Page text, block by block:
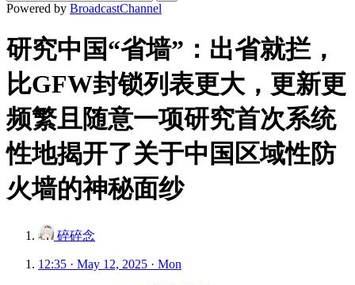
Powered by BroadcastChannel
研究中国“省墙”：出省就拦，
比GFW封锁列表更大，更新更
频繁且随意一项研究首次系统
性地揭开了关于中国区域性防
火墙的神秘面纱
碎碎念
12:35 · May 12, 2025 · Mon